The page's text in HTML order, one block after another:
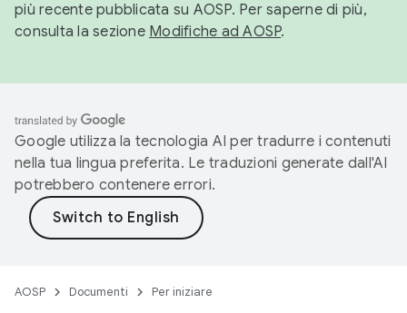
più recente pubblicata su AOSP. Per saperne di più,
consulta la sezione Modifiche ad AOSP.
Google utilizza la tecnologia AI per tradurre i contenuti
nella tua lingua preferita. Le traduzioni generate dall'AI
potrebbero contenere errori.
AOSP Documenti Per iniziare